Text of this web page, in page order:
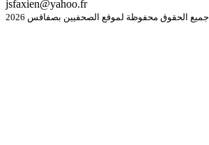
jsfaxien@yahoo.fr
جميع الحقوق محفوظة لموقع الصحفيين بصفاقس 2026